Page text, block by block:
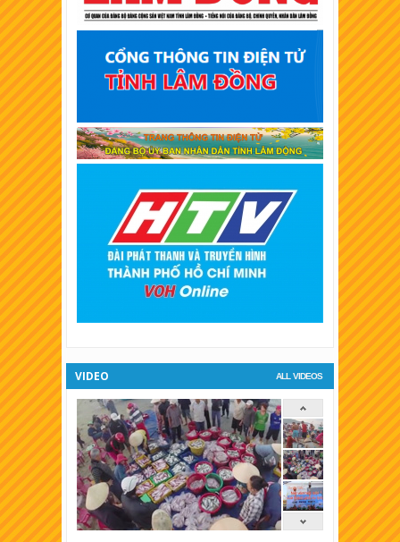
XSKT Bình Thuận
XSKT Vĩnh Long
XSKT Bình Dương
XSKT Long An
XSKT Bình Phước
XSKT Tiền Giang
XSKT Đà Lạt
ALL VIDEOS
VIDEO